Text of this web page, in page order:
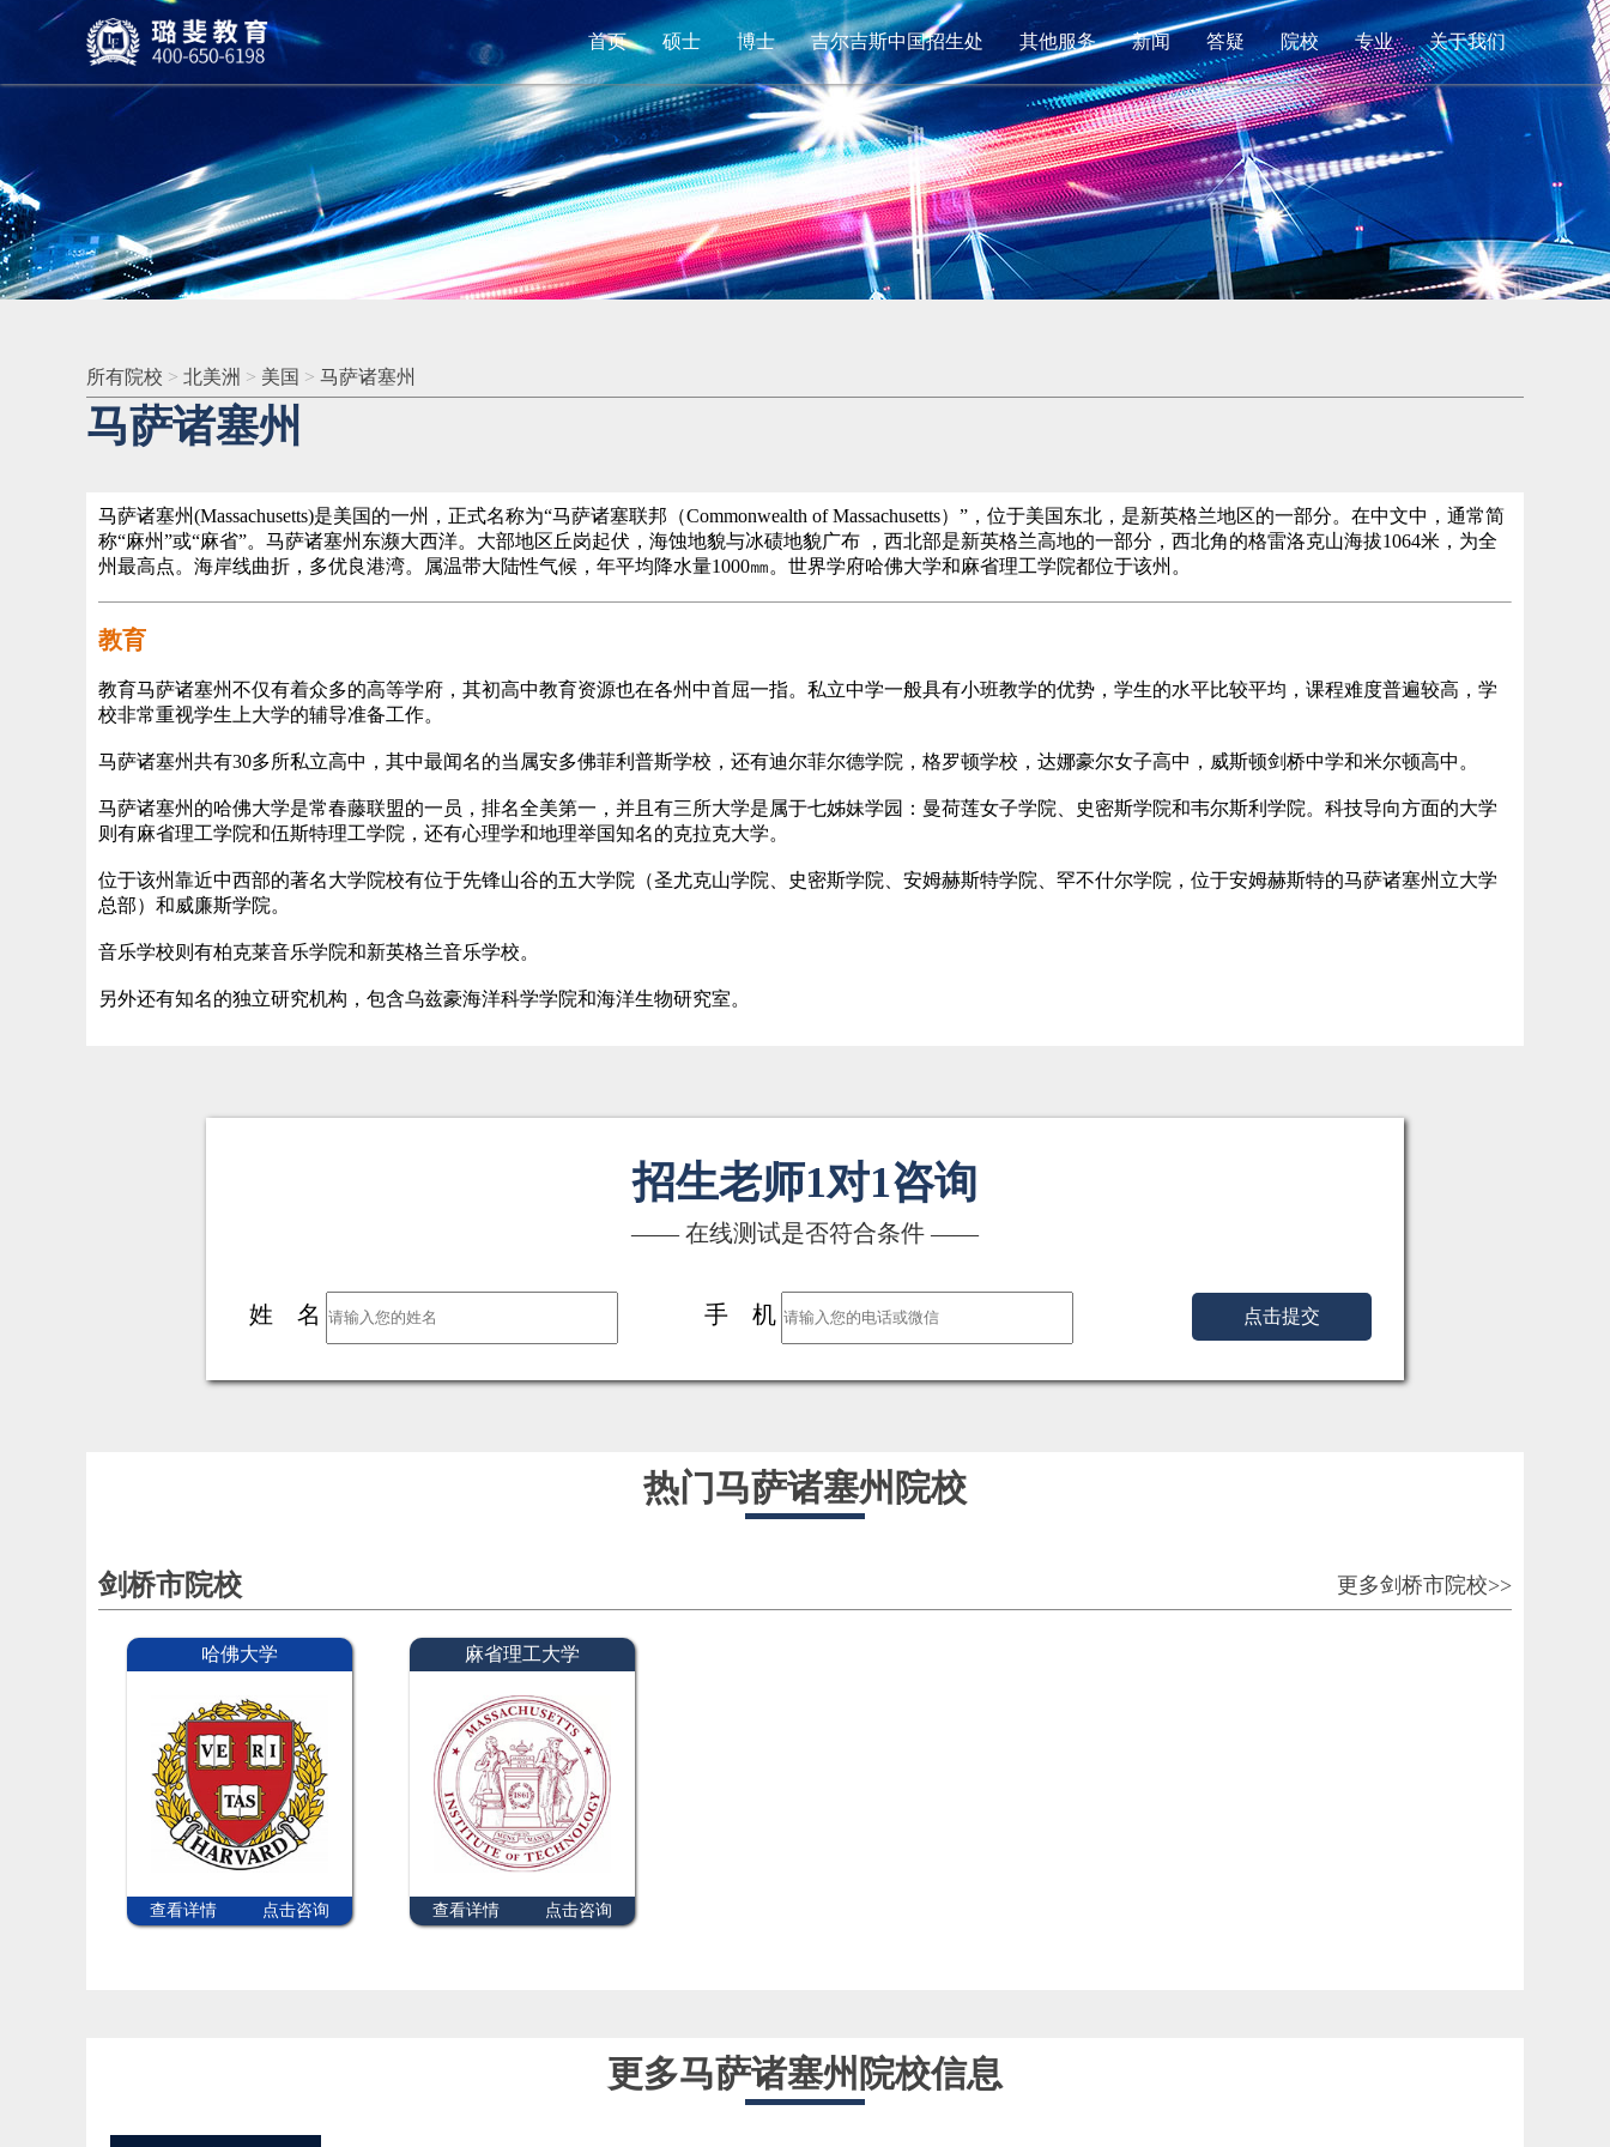
首页 硕士 博士 吉尔吉斯中国招生处 其他服务 新闻 答疑 院校 专业 关于我们
所有院校 > 北美洲 > 美国 > 马萨诸塞州
马萨诸塞州
马萨诸塞州(Massachusetts)是美国的一州，正式名称为“马萨诸塞联邦（Commonwealth of Massachusetts）”，位于美国东北，是新英格兰地区的一部分。在中文中，通常简
称“麻州”或“麻省”。马萨诸塞州东濒大西洋。大部地区丘岗起伏，海蚀地貌与冰碛地貌广布 ，西北部是新英格兰高地的一部分，西北角的格雷洛克山海拔1064米，为全
州最高点。海岸线曲折，多优良港湾。属温带大陆性气候，年平均降水量1000㎜。世界学府哈佛大学和麻省理工学院都位于该州。
教育
教育马萨诸塞州不仅有着众多的高等学府，其初高中教育资源也在各州中首屈一指。私立中学一般具有小班教学的优势，学生的水平比较平均，课程难度普遍较高，学
校非常重视学生上大学的辅导准备工作。
马萨诸塞州共有30多所私立高中，其中最闻名的当属安多佛菲利普斯学校，还有迪尔菲尔德学院，格罗顿学校，达娜豪尔女子高中，威斯顿剑桥中学和米尔顿高中。
马萨诸塞州的哈佛大学是常春藤联盟的一员，排名全美第一，并且有三所大学是属于七姊妹学园：曼荷莲女子学院、史密斯学院和韦尔斯利学院。科技导向方面的大学
则有麻省理工学院和伍斯特理工学院，还有心理学和地理举国知名的克拉克大学。
位于该州靠近中西部的著名大学院校有位于先锋山谷的五大学院（圣尤克山学院、史密斯学院、安姆赫斯特学院、罕不什尔学院，位于安姆赫斯特的马萨诸塞州立大学
总部）和威廉斯学院。
音乐学校则有柏克莱音乐学院和新英格兰音乐学校。
另外还有知名的独立研究机构，包含乌兹豪海洋科学学院和海洋生物研究室。
招生老师1对1咨询
—— 在线测试是否符合条件 ——
姓 名 手 机 点击提交
热门马萨诸塞州院校
剑桥市院校 更多剑桥市院校>>
哈佛大学
查看详情 点击咨询
麻省理工大学
查看详情 点击咨询
更多马萨诸塞州院校信息